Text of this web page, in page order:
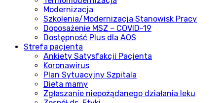
Modernizacja
Szkolenia/Modernizacja Stanowisk Pracy
Doposażenie MSZ – COVID-19
Dostępność Plus dla AOS
Strefa pacjenta
Ankiety Satysfakcji Pacjenta
Koronawirus
Plan Sytuacyjny Szpitala
Dieta mamy
Zgłaszanie niepożądanego działania leku